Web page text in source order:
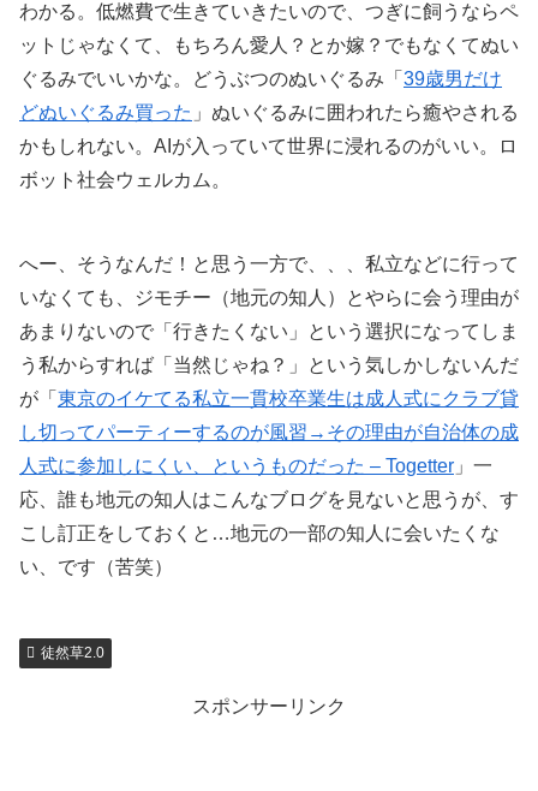
わかる。低燃費で生きていきたいので、つぎに飼うならペ
ットじゃなくて、もちろん愛人？とか嫁？でもなくてぬい
ぐるみでいいかな。どうぶつのぬいぐるみ「 39歳男だけ
どぬいぐるみ買った 」ぬいぐるみに囲われたら癒やされる
かもしれない。AIが入っていて世界に浸れるのがいい。ロ
ボット社会ウェルカム。
へー、そうなんだ！と思う一方で、、、私立などに行って
いなくても、ジモチー（地元の知人）とやらに会う理由が
あまりないので「行きたくない」という選択になってしま
う私からすれば「当然じゃね？」という気しかしないんだ
が「 東京のイケてる私立一貫校卒業生は成人式にクラブ貸
し切ってパーティーするのが風習→その理由が自治体の成
人式に参加しにくい、というものだった – Togetter 」一
応、誰も地元の知人はこんなブログを見ないと思うが、す
こし訂正をしておくと…地元の一部の知人に会いたくな
い、です（苦笑）
徒然草2.0
スポンサーリンク